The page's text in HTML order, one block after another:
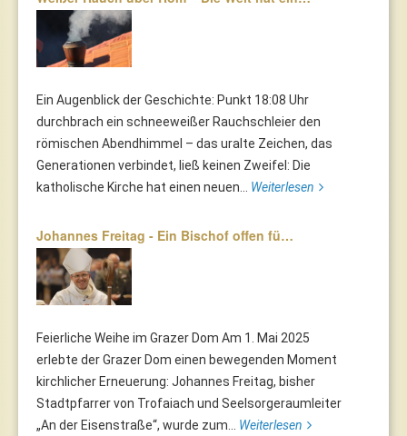
Ein Augenblick der Geschichte: Punkt 18:08 Uhr
durchbrach ein schneeweißer Rauchschleier den
römischen Abendhimmel – das uralte Zeichen, das
Generationen verbindet, ließ keinen Zweifel: Die
katholische Kirche hat einen neuen... Weiterlesen
Johannes Freitag - Ein Bischof offen fü…
Feierliche Weihe im Grazer Dom Am 1. Mai 2025
erlebte der Grazer Dom einen bewegenden Moment
kirchlicher Erneuerung: Johannes Freitag, bisher
Stadtpfarrer von Trofaiach und Seelsorgeraumleiter
„An der Eisenstraße“, wurde zum... Weiterlesen